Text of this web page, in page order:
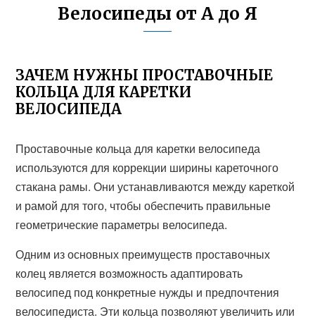
Велосипеды от А до Я
ЗАЧЕМ НУЖНЫ ПРОСТАВОЧНЫЕ
КОЛЬЦА ДЛЯ КАРЕТКИ
ВЕЛОСИПЕДА
Проставочные кольца для каретки велосипеда
используются для коррекции ширины кареточного
стакана рамы. Они устанавливаются между кареткой
и рамой для того, чтобы обеспечить правильные
геометрические параметры велосипеда.
Одним из основных преимуществ проставочных
колец является возможность адаптировать
велосипед под конкретные нужды и предпочтения
велосипедиста. Эти кольца позволяют увеличить или